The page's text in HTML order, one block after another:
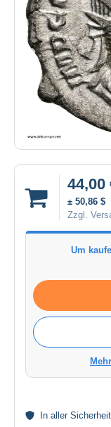
44,00
± 50,86 $
Zzgl.
Um
In aller Sicherheit